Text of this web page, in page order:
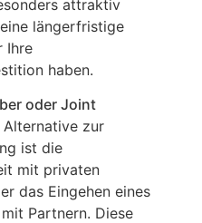
attraktiv
längerfristige
Ihre
haben.
oder Joint
Alternative zur
ist die
mit privaten
das Eingehen eines
Partnern. Diese